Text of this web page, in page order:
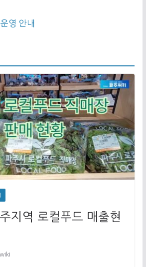
영 안내
지역 로컬푸드 매출현